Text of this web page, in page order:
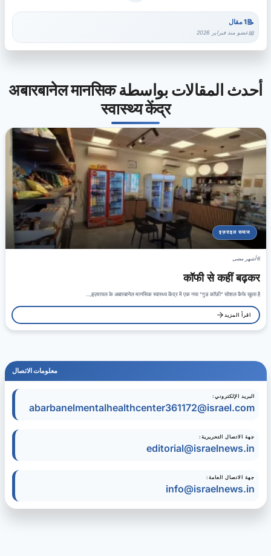
1 مقال
عضو منذ فبراير 2026
أحدث المقالات بواسطة अबारबानेल मानसिक
स्वास्थ्य केंद्र
इज़राइल समाज
6 أشهر مضى
कॉफी से कहीं बढ़कर
इज़रायल के अबारबानेल मानसिक स्वास्थ्य केंद्र में एक नया "गुड कॉफ़ी" सोशल कैफे खुला है,…
اقرأ المزيد
معلومات الاتصال
البريد الإلكتروني:
abarbanelmentalhealthcenter361172@israel.com
جهة الاتصال التحريرية:
editorial@israelnews.in
جهة الاتصال العامة:
info@israelnews.in